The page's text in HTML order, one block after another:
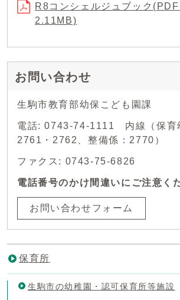
R8コンシェルジュブック(PDF
2.11MB)
お問い合わせ
生駒市教育部幼保こども園課
電話: 0743-74-1111 内線（保育
2761・2762、整備係：2770）
ファクス: 0743-75-6826
電話番号のかけ間違いにご注意く
お問い合わせフォーム
保育所
生駒市の幼稚園・認可保育所等施設